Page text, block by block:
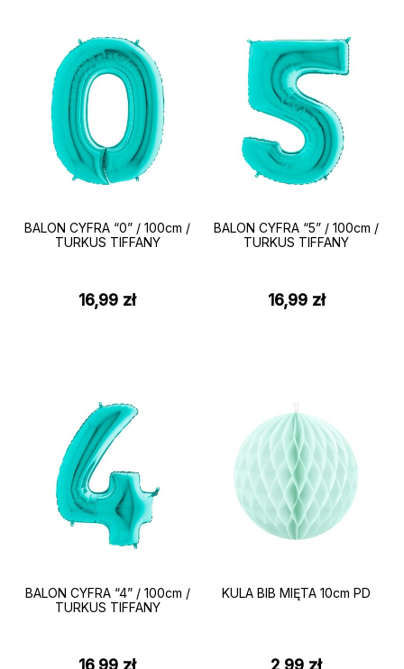
BALON CYFRA “0” / 100cm /
TURKUS TIFFANY
16,99 zł
BALON CYFRA “5” / 100cm /
TURKUS TIFFANY
16,99 zł
BALON CYFRA “4” / 100cm /
TURKUS TIFFANY
16,99 zł
KULA BIB MIĘTA 10cm PD
2,99 zł